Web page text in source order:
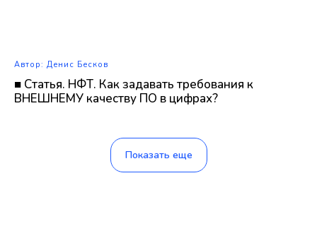
Автор: Денис Бесков
■ Статья. НФТ. Как задавать требования к
ВНЕШНЕМУ качеству ПО в цифрах?
Показать еще